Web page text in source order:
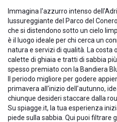
Immagina l'azzurro intenso
lussureggiante del Parco del
che si distendono sotto un cielo
è il luogo ideale per chi cerca un
natura e servizi di qualità. La
calette di ghiaia e tratti di sabbia
spesso premiato con la Bandiera
Il periodo migliore per godere
primavera all'inizio dell'autunno,
chiunque desideri staccare dalla
Su spiagge.it, la tua esperienza
piede sulla sabbia. Qui puoi filtrare